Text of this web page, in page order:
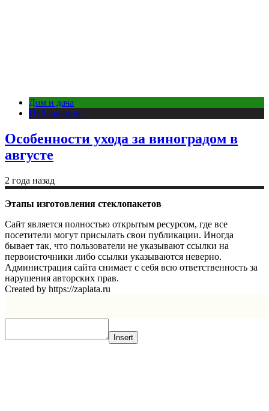
Дом и дача
Публикации
Особенности ухода за виноградом в
августе
2 года назад
Этапы изготовления стеклопакетов
Сайт является полностью открытым ресурсом, где все
посетители могут присылать свои публикации. Иногда
бывает так, что пользователи не указывают ссылки на
первоисточники либо ссылки указываются неверно.
Администрация сайта снимает с себя всю ответственность за
нарушения авторских прав.
Created by https://zaplata.ru
Insert